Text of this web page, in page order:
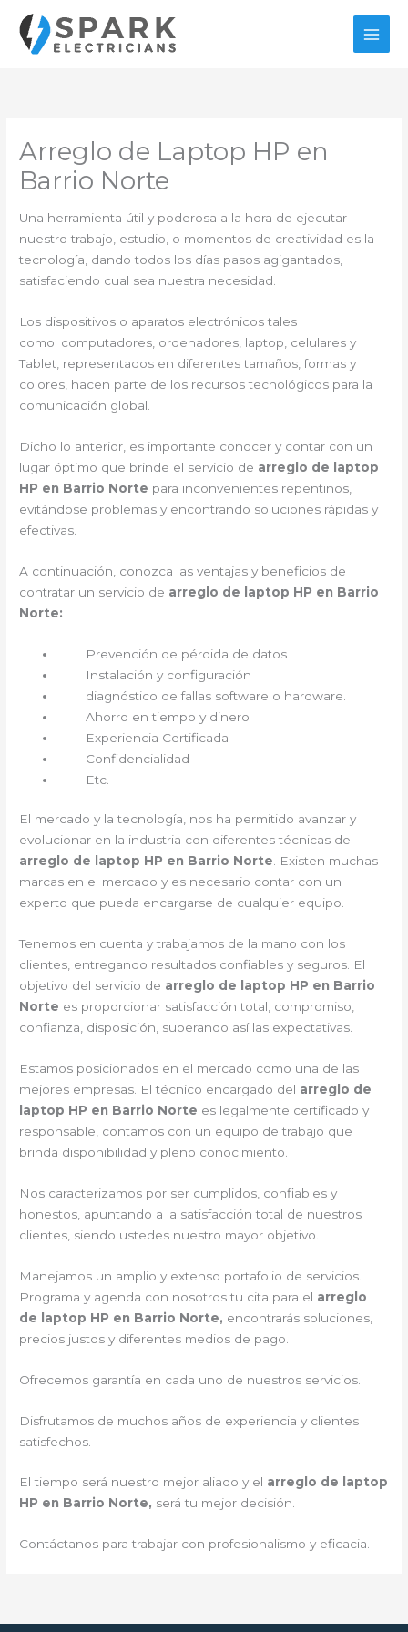
contenido
Arreglo de Laptop HP en
Barrio Norte
Una herramienta útil y poderosa a la hora de ejecutar
nuestro trabajo, estudio, o momentos de creatividad es la
tecnología, dando todos los días pasos agigantados,
satisfaciendo cual sea nuestra necesidad.
Los dispositivos o aparatos electrónicos tales
como: computadores, ordenadores, laptop, celulares y
Tablet, representados en diferentes tamaños, formas y
colores, hacen parte de los recursos tecnológicos para la
comunicación global.
Dicho lo anterior, es importante conocer y contar con un
lugar óptimo que brinde el servicio de arreglo de laptop
HP en Barrio Norte para inconvenientes repentinos,
evitándose problemas y encontrando soluciones rápidas y
efectivas.
A continuación, conozca las ventajas y beneficios de
contratar un servicio de arreglo de laptop HP en Barrio
Norte:
Prevención de pérdida de datos
Instalación y configuración
diagnóstico de fallas software o hardware.
Ahorro en tiempo y dinero
Experiencia Certificada
Confidencialidad
Etc.
El mercado y la tecnología, nos ha permitido avanzar y
evolucionar en la industria con diferentes técnicas de
arreglo de laptop HP en Barrio Norte. Existen muchas
marcas en el mercado y es necesario contar con un
experto que pueda encargarse de cualquier equipo.
Tenemos en cuenta y trabajamos de la mano con los
clientes, entregando resultados confiables y seguros. El
objetivo del servicio de arreglo de laptop HP en Barrio
Norte es proporcionar satisfacción total, compromiso,
confianza, disposición, superando así las expectativas.
Estamos posicionados en el mercado como una de las
mejores empresas. El técnico encargado del arreglo de
laptop HP en Barrio Norte es legalmente certificado y
responsable, contamos con un equipo de trabajo que
brinda disponibilidad y pleno conocimiento.
Nos caracterizamos por ser cumplidos, confiables y
honestos, apuntando a la satisfacción total de nuestros
clientes, siendo ustedes nuestro mayor objetivo.
Manejamos un amplio y extenso portafolio de servicios.
Programa y agenda con nosotros tu cita para el arreglo
de laptop HP en Barrio Norte, encontrarás soluciones,
precios justos y diferentes medios de pago.
Ofrecemos garantía en cada uno de nuestros servicios.
Disfrutamos de muchos años de experiencia y clientes
satisfechos.
El tiempo será nuestro mejor aliado y el arreglo de laptop
HP en Barrio Norte, será tu mejor decisión.
Contáctanos para trabajar con profesionalismo y eficacia.